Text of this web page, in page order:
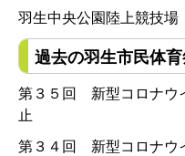
羽生中央公園陸上競技場
過去の羽生市民体
第３５回 新型コロナウ
止
第３４回 新型コロナウ